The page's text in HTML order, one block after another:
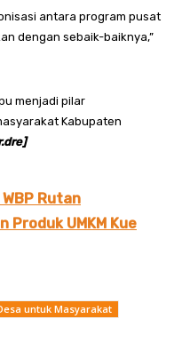
antara program pusat
dengan sebaik-baiknya,”
menjadi pilar
Kabupaten
Rutan
Produk UMKM Kue
untuk Masyarakat